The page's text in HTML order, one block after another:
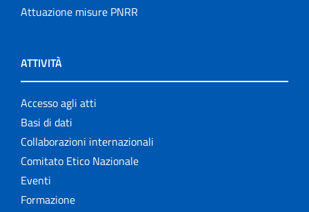
Attuazione misure PNRR
ATTIVITÀ
Accesso agli atti
Basi di dati
Collaborazioni internazionali
Comitato Etico Nazionale
Eventi
Formazione